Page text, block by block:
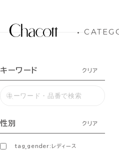
キーワード クリア
性別 クリア
tag_gender:レディース